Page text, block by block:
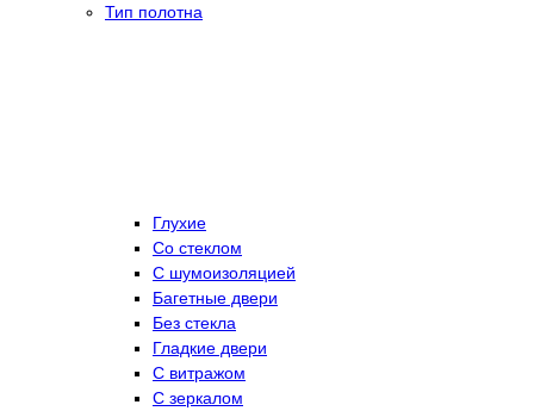
Тип полотна
Глухие
Со стеклом
C шумоизоляцией
Багетные двери
Без стекла
Гладкие двери
С витражом
С зеркалом